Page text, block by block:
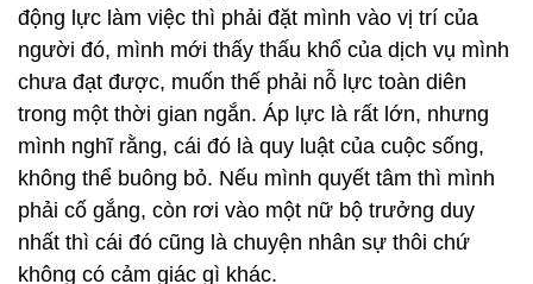
động lực làm việc thì phải đặt mình vào vị trí của
người đó, mình mới thấy thấu khổ của dịch vụ mình
chưa đạt được, muốn thế phải nỗ lực toàn diên
trong một thời gian ngắn. Áp lực là rất lớn, nhưng
mình nghĩ rằng, cái đó là quy luật của cuộc sống,
không thể buông bỏ. Nếu mình quyết tâm thì mình
phải cố gắng, còn rơi vào một nữ bộ trưởng duy
nhất thì cái đó cũng là chuyện nhân sự thôi chứ
không có cảm giác gì khác.